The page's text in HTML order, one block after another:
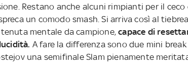
Restano anche alcuni rimpianti per il ceco
un comodo smash. Si arriva così al
mentale da campione,capace di
A fare la differenza sono due mini
una semifinale Slam pienamente